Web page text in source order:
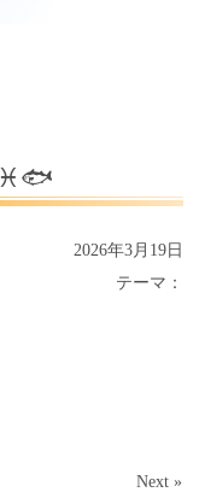
2026年3月19日
テーマ：
Next »